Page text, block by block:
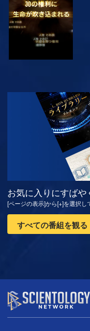
観る
お気に入りにすばや
[ページの表示]から[+]を選択
すべての番組を観る